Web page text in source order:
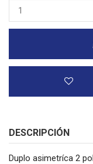
DESCRIPCIÓN
Duplo asimetríca 2